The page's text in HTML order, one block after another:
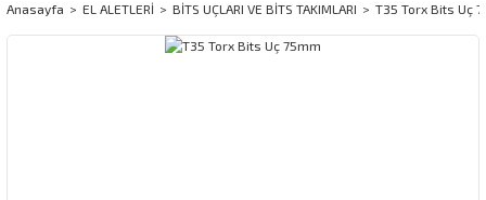
Anasayfa EL ALETLERİ BİTS UÇLARI VE BİTS TAKIMLARI T35 Torx Bits Uç